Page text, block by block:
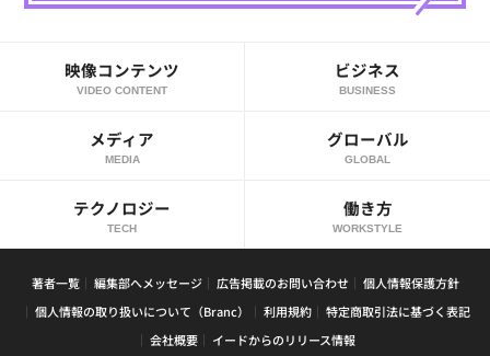
映像コンテンツ
VIDEO CONTENT
ビジネス
BUSINESS
メディア
MEDIA
グローバル
GLOBAL
テクノロジー
TECH
働き方
WORKSTYLE
著者一覧 編集部へメッセージ 広告掲載のお問い合わせ
個人情報保護方針
個人情報の取り扱いについて（Branc）
利用規約
特定商取引法に基づく表記
会社概要
イードからのリリース情報